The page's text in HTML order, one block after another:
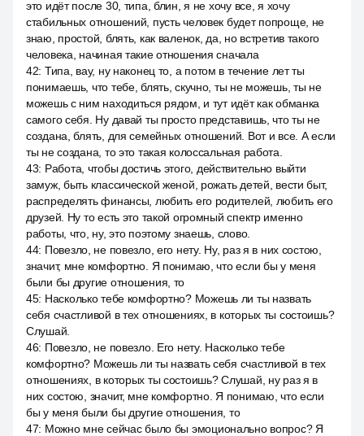
это идёт после 30, типа, блин, я не хочу все, я хочу
стабильных отношений, пусть человек будет попроще, не
знаю, простой, блять, как валенок, да, но встретив такого
человека, начиная такие отношения сначала
42: Типа, вау, ну наконец то, а потом в течение лет ты
понимаешь, что тебе, блять, скучно, ты не можешь, ты не
можешь с ним находиться рядом, и тут идёт как обманка
самого себя. Ну давай ты просто представишь, что ты не
создана, блять, для семейных отношений. Вот и все. А если
ты не создана, то это такая колоссальная работа.
43: Работа, чтобы достичь этого, действительно выйти
замуж, быть классической женой, рожать детей, вести быт,
распределять финансы, любить его родителей, любить его
друзей. Ну то есть это такой огромный спектр именно
работы, что, ну, это поэтому знаешь, слово.
44: Повезло, не повезло, его нету. Ну, раз я в них состою,
значит, мне комфортно. Я понимаю, что если бы у меня
были бы другие отношения, то
45: Насколько тебе комфортно? Можешь ли ты назвать
себя счастливой в тех отношениях, в которых ты состоишь?
Слушай.
46: Повезло, не повезло. Его нету. Насколько тебе
комфортно? Можешь ли ты назвать себя счастливой в тех
отношениях, в которых ты состоишь? Слушай, ну раз я в
них состою, значит, мне комфортно. Я понимаю, что если
бы у меня были бы другие отношения, то
47: Можно мне сейчас было бы эмоционально вопрос? Я